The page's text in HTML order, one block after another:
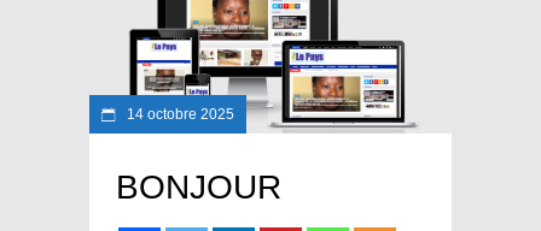
14 octobre 2025
BONJOUR